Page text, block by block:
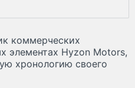
коммерческих
элементах Hyzon Motors,
хронологию своего